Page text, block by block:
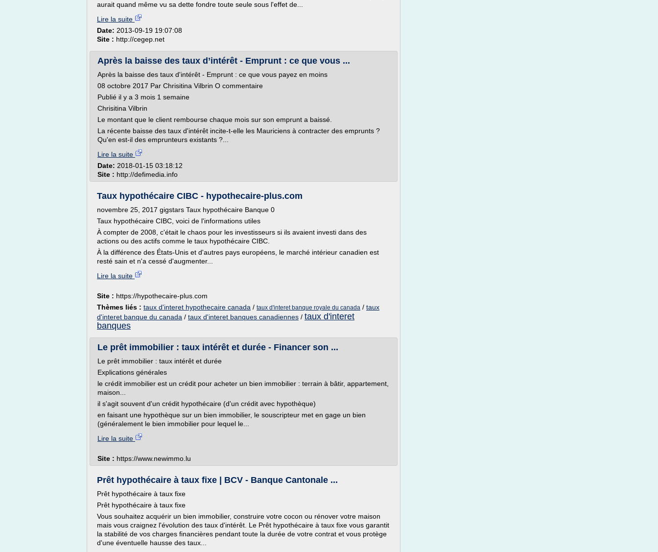
aurait quand même vu sa dette fondre toute seule sous l'effet de...
Lire la suite
Date: 2013-09-19 19:07:08
Site : http://cegep.net
Après la baisse des taux d’intérêt - Emprunt : ce que vous ...
Après la baisse des taux d'intérêt - Emprunt : ce que vous payez en moins
08 octobre 2017 Par Chrisitina Vilbrin O commentaire
Publié il y a 3 mois 1 semaine
Chrisitina Vilbrin
Le montant que le client rembourse chaque mois sur son emprunt a baissé.
La récente baisse des taux d'intérêt incite-t-elle les Mauriciens à contracter des emprunts ?
Qu'en est-il des emprunteurs existants ?...
Lire la suite
Date: 2018-01-15 03:18:12
Site : http://defimedia.info
Taux hypothécaire CIBC - hypothecaire-plus.com
novembre 25, 2017 gigstars Taux hypothécaire Banque 0
Taux hypothécaire CIBC, voici de l'informations utiles
À compter de 2008, c'était le chaos pour les investisseurs si ils avaient investi dans des
actions ou des actifs comme le taux hypothécaire CIBC.
À la différence des États-Unis et d'autres pays européens, le marché intérieur canadien est
resté sain et n'a cessé d'augmenter...
Lire la suite
Site : https://hypothecaire-plus.com
Thèmes liés : taux d'interet hypothecaire canada / taux d'interet banque royale du canada / taux
d'interet banque du canada / taux d'interet banques canadiennes / taux d'interet
banques
Le prêt immobilier : taux intérêt et durée - Financer son ...
Le prêt immobilier : taux intérêt et durée
Explications générales
le crédit immobilier est un crédit pour acheter un bien immobilier : terrain à bâtir, appartement,
maison...
il s'agit souvent d'un crédit hypothécaire (d'un crédit avec hypothèque)
en faisant une hypothèque sur un bien immobilier, le souscripteur met en gage un bien
(généralement le bien immobilier pour lequel le...
Lire la suite
Site : https://www.newimmo.lu
Prêt hypothécaire à taux fixe | BCV - Banque Cantonale ...
Prêt hypothécaire à taux fixe
Prêt hypothécaire à taux fixe
Vous souhaitez acquérir un bien immobilier, construire votre cocon ou rénover votre maison
mais vous craignez l'évolution des taux d'intérêt. Le Prêt hypothécaire à taux fixe vous garantit
la stabilité de vos charges financières pendant toute la durée de votre contrat et vous protège
d'une éventuelle hausse des taux...